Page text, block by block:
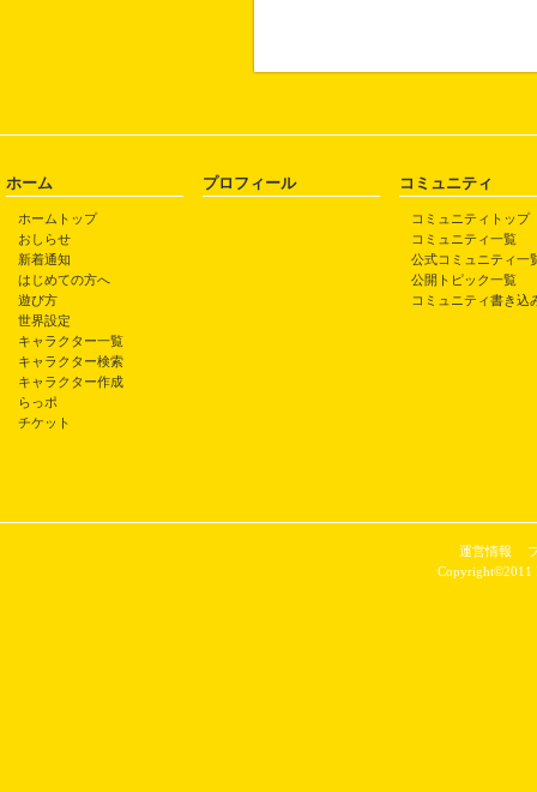
ホーム
ホームトップ
おしらせ
新着通知
はじめての方へ
遊び方
世界設定
キャラクター一覧
キャラクター検索
キャラクター作成
らっポ
チケット
プロフィール コミュニティ
コミュニティトップ
コミュニティ一覧
公式コミュニティ一
公開トピック一覧
コミュニティ書き込
運営情報
Copyright©2011